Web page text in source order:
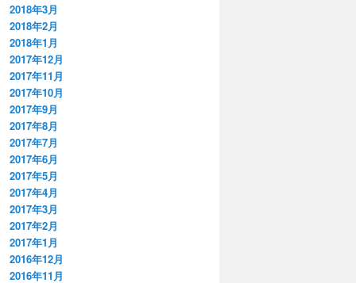
2018年3月
2018年2月
2018年1月
2017年12月
2017年11月
2017年10月
2017年9月
2017年8月
2017年7月
2017年6月
2017年5月
2017年4月
2017年3月
2017年2月
2017年1月
2016年12月
2016年11月